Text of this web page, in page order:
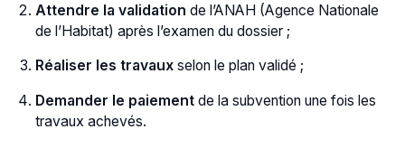
Attendre la validation de l’ANAH (Agence Nationale
de l’Habitat) après l’examen du dossier ;
Réaliser les travaux selon le plan validé ;
Demander le paiement de la subvention une fois les
travaux achevés.